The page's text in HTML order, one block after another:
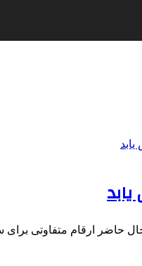
حاضر ارقام متفاوتی